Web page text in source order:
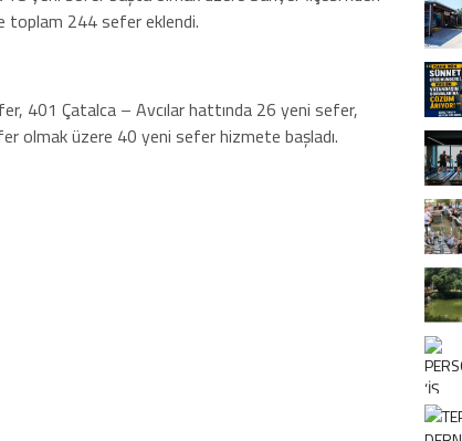
toplam 244 sefer eklendi.
401 Çatalca – Avcılar hattında 26 yeni sefer,
olmak üzere 40 yeni sefer hizmete başladı.